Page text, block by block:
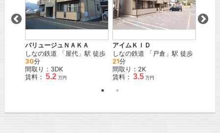
バリュージュＮＡＫＡ
しなの鉄道 「屋代 」駅 徒歩
30分
間取り：3DK
賃料： 5.2 万円
アイムＫＩＤ
しなの鉄道 「戸倉 」駅 徒歩
21分
間取り：2K
賃料： 3.5 万円